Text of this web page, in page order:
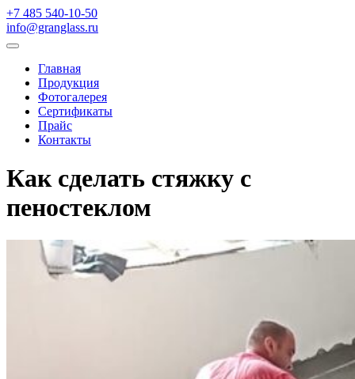
+7 485 540-10-50
info@granglass.ru
Главная
Продукция
Фотогалерея
Сертификаты
Прайс
Контакты
Как сделать стяжку с
пеностеклом